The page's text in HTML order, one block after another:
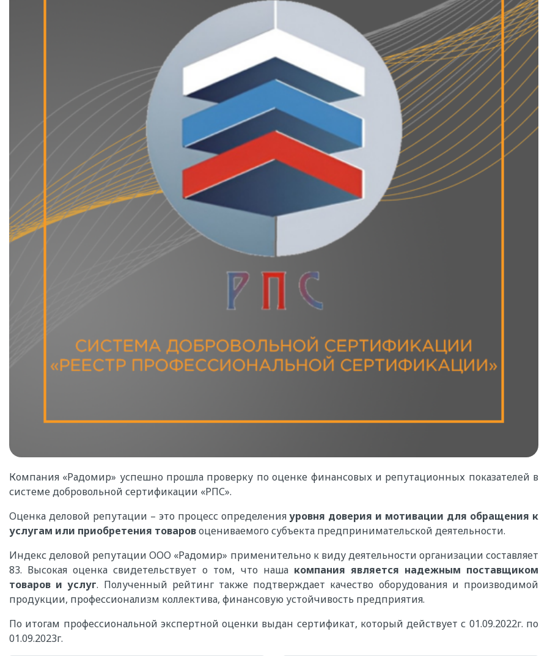
Компания «Радомир» успешно прошла проверку по оценке финансовых и репутационных показателей в
системе добровольной сертификации «РПС».
Оценка деловой репутации – это процесс определенияуровня доверия и мотивации для обращения к
услугам или приобретения товаровоцениваемого субъекта предпринимательской деятельности.
Индекс деловой репутации ООО «Радомир» применительно к виду деятельности организации составляет
83. Высокая оценка свидетельствует о том, что наша компания является надежным поставщиком
товаров и услуг. Полученный рейтинг также подтверждает качество оборудования и производимой
продукции, профессионализм коллектива, финансовую устойчивость предприятия.
По итогам профессиональной экспертной оценки выдан сертификат, который действует с 01.09.2022г. по
01.09.2023г.